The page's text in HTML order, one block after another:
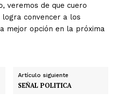
veremos de que cuero
convencer a los
mejor opción en la próxima
Artículo siguiente
SEÑAL POLITICA